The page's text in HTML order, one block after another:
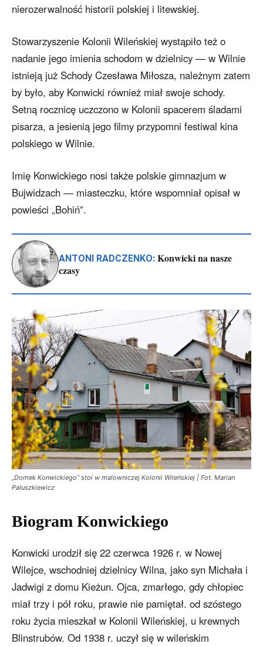
nierozerwalność historii polskiej i litewskiej.
Stowarzyszenie Kolonii Wileńskiej wystąpiło też o
nadanie jego imienia schodom w dzielnicy — w Wilnie
istnieją już Schody Czesława Miłosza, należnym zatem
by było, aby Konwicki również miał swoje schody.
Setną rocznicę uczczono w Kolonii spacerem śladami
pisarza, a jesienią jego filmy przypomni festiwal kina
polskiego w Wilnie.
Imię Konwickiego nosi także polskie gimnazjum w
Bujwidzach — miasteczku, które wspomniał opisał w
powieści „Bohiń”.
ANTONI RADCZENKO: Konwicki na nasze
czasy
„Domek Konwickiego” stoi w malowniczej Kolonii Wileńskiej | Fot. Marian
Paluszkiewicz
Biogram Konwickiego
Konwicki urodził się 22 czerwca 1926 r. w Nowej
Wilejce, wschodniej dzielnicy Wilna, jako syn Michała i
Jadwigi z domu Kieżun. Ojca, zmarłego, gdy chłopiec
miał trzy i pół roku, prawie nie pamiętał. od szóstego
roku życia mieszkał w Kolonii Wileńskiej, u krewnych
Blinstrubów. Od 1938 r. uczył się w wileńskim